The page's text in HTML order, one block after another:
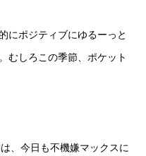
にポジティブにゆるーっと
むしろこの季節、ポケット
、今日も不機嫌マックスに